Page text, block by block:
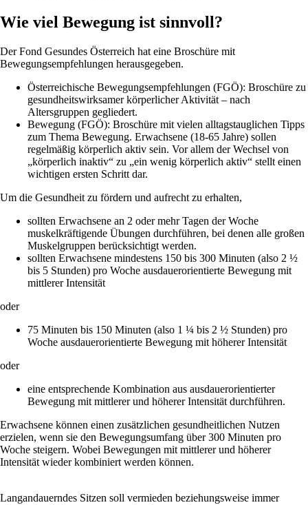
Wie viel Bewegung ist sinnvoll?
Der Fond Gesundes Österreich hat eine Broschüre mit
Bewegungsempfehlungen herausgegeben.
Österreichische Bewegungsempfehlungen (FGÖ): Broschüre zu
gesundheitswirksamer körperlicher Aktivität – nach
Altersgruppen gegliedert.
Bewegung (FGÖ): Broschüre mit vielen alltagstauglichen Tipps
zum Thema Bewegung. Erwachsene (18-65 Jahre) sollen
regelmäßig körperlich aktiv sein. Vor allem der Wechsel von
„körperlich inaktiv“ zu „ein wenig körperlich aktiv“ stellt einen
wichtigen ersten Schritt dar.
Um die Gesundheit zu fördern und aufrecht zu erhalten,
sollten Erwachsene an 2 oder mehr Tagen der Woche
muskelkräftigende Übungen durchführen, bei denen alle großen
Muskelgruppen berücksichtigt werden.
sollten Erwachsene mindestens 150 bis 300 Minuten (also 2 ½
bis 5 Stunden) pro Woche ausdauerorientierte Bewegung mit
mittlerer Intensität
oder
75 Minuten bis 150 Minuten (also 1 ¼ bis 2 ½ Stunden) pro
Woche ausdauerorientierte Bewegung mit höherer Intensität
oder
eine entsprechende Kombination aus ausdauerorientierter
Bewegung mit mittlerer und höherer Intensität durchführen.
Erwachsene können einen zusätzlichen gesundheitlichen Nutzen
erzielen, wenn sie den Bewegungsumfang über 300 Minuten pro
Woche steigern. Wobei Bewegungen mit mittlerer und höherer
Intensität wieder kombiniert werden können.
Langandauerndes Sitzen soll vermieden beziehungsweise immer